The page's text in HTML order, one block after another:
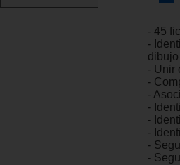
- 45
-
dibujo
- Unir
-
-
-
-
-
-
-